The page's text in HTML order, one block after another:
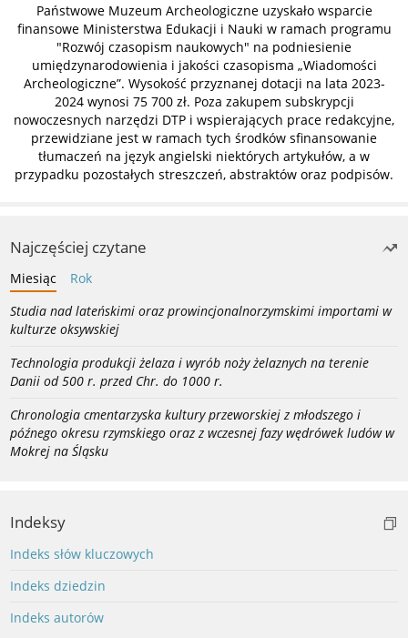
Państwowe Muzeum Archeologiczne uzyskało wsparcie
finansowe Ministerstwa Edukacji i Nauki w ramach programu
"Rozwój czasopism naukowych" na podniesienie
umiędzynarodowienia i jakości czasopisma „Wiadomości
Archeologiczne”. Wysokość przyznanej dotacji na lata 2023-
2024 wynosi 75 700 zł. Poza zakupem subskrypcji
nowoczesnych narzędzi DTP i wspierających prace redakcyjne,
przewidziane jest w ramach tych środków sfinansowanie
tłumaczeń na język angielski niektórych artykułów, a w
przypadku pozostałych streszczeń, abstraktów oraz podpisów.
Najczęściej czytane
Miesiąc
Rok
Studia nad lateńskimi oraz prowincjonalnorzymskimi importami w
kulturze oksywskiej
Technologia produkcji żelaza i wyrób noży żelaznych na terenie
Danii od 500 r. przed Chr. do 1000 r.
Chronologia cmentarzyska kultury przeworskiej z młodszego i
późnego okresu rzymskiego oraz z wczesnej fazy wędrówek ludów w
Mokrej na Śląsku
Indeksy
Indeks słów kluczowych
Indeks dziedzin
Indeks autorów